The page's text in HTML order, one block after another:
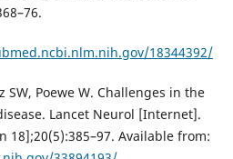
18344392/
SW, Poewe W. Challenges in the
Lancet Neurol [Internet].
18];20(5):385–97. Available from: